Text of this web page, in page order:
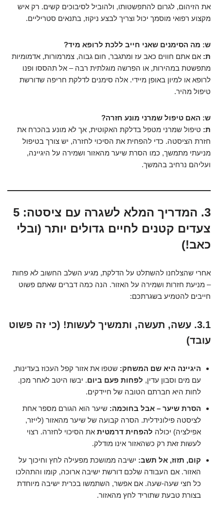
את הזיהום, לגרום להתפשטותו, ולהוביל לסיבוכים קשים. רק איש
מקצוע רפואי מוסמך יכול וצריך לבצע ניקוז, בתנאים סטריליים.
ש: מה הסימנים שאני חייב ללכת לרופא מיד?
ת: אם אתם חווים כאב עז ומתגבר, חום גבוה, צמרמורות, אדמומיות
מתפשטת במהירות, או הפרשה מוגלתית רבה – אל תהססו ופנו
לרופא או למיון באופן מיידי. אלה סימנים לדלקת חריפה שדורשת
טיפול מהיר.
ש: האם טיפול שמרני מונע חזרה?
ת: טיפול שמרני מטפל בדלקת האקוטית, אך לא מונע בהכרח את
חזרת הציסטה. כדי להפחית את הסיכוי לחזרה, יש צורך בטיפול
מניעתי מתמשך, כמו הסרת שיער מהאזור ושמירה על היגיינה,
ועליהם נרחיב בהמשך.
3. המדריך המלא לשגרה עם ציסטה: 5
צעדים קטנים לחיים גדולים יותר (ובלי
כאב!)
אחרי שהצלחנו להשתלט על הדלקת, מגיע השלב החשוב לא פחות
– מניעת חזרות ושמירה על האזור. הנה כמה דברים שאתם פשוט
חייבים להטמיע בשגרתכם:
3.1. עשה, תעשה, ותמשיך לעשות! (כי זה פשוט
עובד)
היגיינה היא שם המשחק: שטפו את אזור קפל העכוז בעדינות,
עם מים וסבון עדין, לפחות פעם ביום. יבשו היטב לאחר מכן.
לחות היא חברתם הטובה של חיידקים.
הסרת שיער – אבל בחוכמה: שיער הוא הגורם מספר אחת
לציסטה פילונידלית. הסרה קבועה של שיער מהאזור (לייזר,
אפילציה) יכולה להפחית דרמטית את הסיכוי לחזרה. רצוי
לעשות זאת רק כשהאזור אינו מודלק.
קום, תזוז, אל תשב: ישיבה ממושכת מפעילה לחץ וחיכוך על
האזור. אם העבודה שלכם דורשת ישיבה ארוכה, קומו והתהלכו
כל חצי שעה-שעה. אם אפשר, השתמשו בכרית ישיבה מיוחדת
בצורת טבעת שתוריד לחץ מהאזור.